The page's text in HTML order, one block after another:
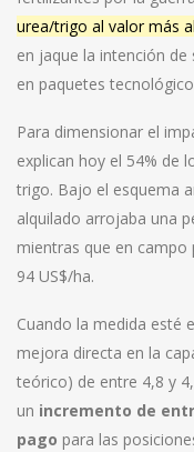
urea/trigo al valor más
en jaque la intención de
en paquetes
Para dimensionar el
explican hoy el 54% de
trigo. Bajo el esquema
alquilado arrojaba una
mientras que en campo
94 US$/ha.
Cuando la medida esté
mejora directa en la
teórico) de entre 4,8 y
un incremento de
pago para las